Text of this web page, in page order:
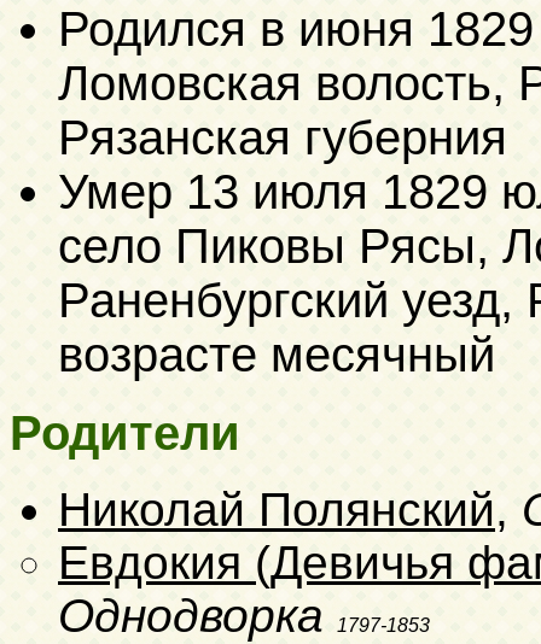
Родился в июня
Ломовская волость,
Рязанская губерния
Умер 13 июля 1829
село Пиковы Рясы,
Раненбургский уезд,
возрасте месячный
Родители
Николай Полянский,
Евдокия (Девичья
Однодворка
1797-1853